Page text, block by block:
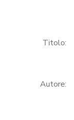
Titolo:
Autore: